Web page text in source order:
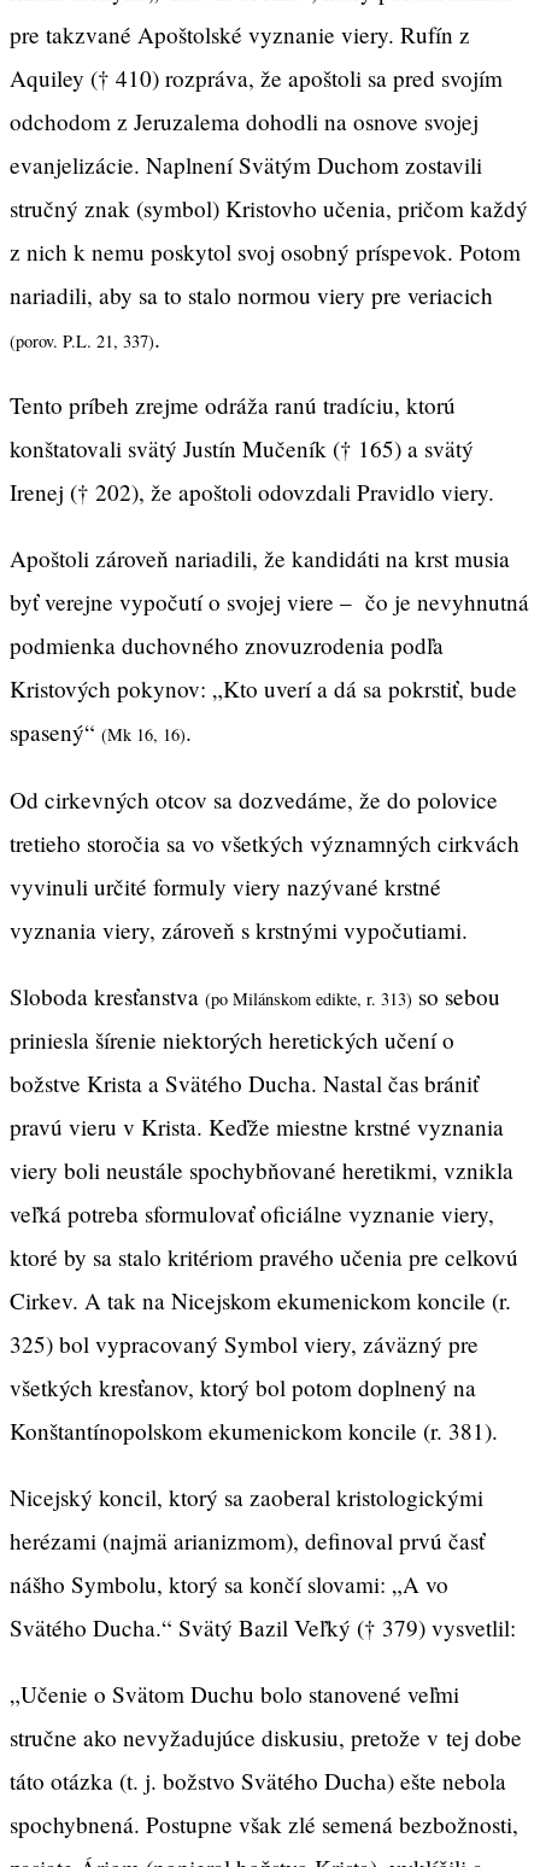
pre takzvané Apoštolské vyznanie viery. Rufín z
Aquiley († 410) rozpráva, že apoštoli sa pred svojím
odchodom z Jeruzalema dohodli na osnove svojej
evanjelizácie. Naplnení Svätým Duchom zostavili
stručný znak (symbol) Kristovho učenia, pričom každý
z nich k nemu poskytol svoj osobný príspevok. Potom
nariadili, aby sa to stalo normou viery pre veriacich
(porov. P.L. 21, 337).
Tento príbeh zrejme odráža ranú tradíciu, ktorú
konštatovali svätý Justín Mučeník († 165) a svätý
Irenej († 202), že apoštoli odovzdali Pravidlo viery.
Apoštoli zároveň nariadili, že kandidáti na krst musia
byť verejne vypočutí o svojej viere – čo je nevyhnutná
podmienka duchovného znovuzrodenia podľa
Kristových pokynov: „Kto uverí a dá sa pokrstiť, bude
spasený“ (Mk 16, 16).
Od cirkevných otcov sa dozvedáme, že do polovice
tretieho storočia sa vo všetkých významných cirkvách
vyvinuli určité formuly viery nazývané krstné
vyznania viery, zároveň s krstnými vypočutiami.
Sloboda kresťanstva (po Milánskom edikte, r. 313) so sebou
priniesla šírenie niektorých heretických učení o
božstve Krista a Svätého Ducha. Nastal čas brániť
pravú vieru v Krista. Keďže miestne krstné vyznania
viery boli neustále spochybňované heretikmi, vznikla
veľká potreba sformulovať oficiálne vyznanie viery,
ktoré by sa stalo kritériom pravého učenia pre celkovú
Cirkev. A tak na Nicejskom ekumenickom koncile (r.
325) bol vypracovaný Symbol viery, záväzný pre
všetkých kresťanov, ktorý bol potom doplnený na
Konštantínopolskom ekumenickom koncile (r. 381).
Nicejský koncil, ktorý sa zaoberal kristologickými
herézami (najmä arianizmom), definoval prvú časť
nášho Symbolu, ktorý sa končí slovami: „A vo
Svätého Ducha.“ Svätý Bazil Veľký († 379) vysvetlil:
„Učenie o Svätom Duchu bolo stanovené veľmi
stručne ako nevyžadujúce diskusiu, pretože v tej dobe
táto otázka (t. j. božstvo Svätého Ducha) ešte nebola
spochybnená. Postupne však zlé semená bezbožnosti,